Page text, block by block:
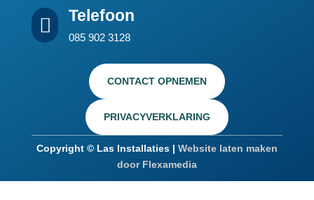
 Telefoon
085 902 3128
CONTACT OPNEMEN
PRIVACYVERKLARING
Copyright © Las Installaties | Website laten maken
door Flexamedia